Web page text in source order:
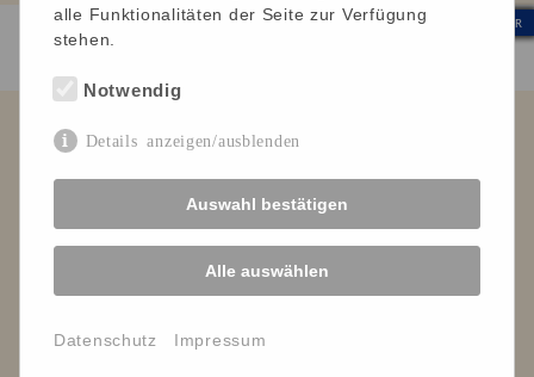
| WERTE & KULTUR
Leben mit Behinderung Ortenau e. V.
Körper- und Mehrfachbehinderung
Impressum
Cookies / Einstellungen bearbeiten
alle Funktionalitäten der Seite zur Verfügung
stehen.
Notwendig
Details anzeigen/ausblenden
Auswahl bestätigen
Alle auswählen
Datenschutz Impressum